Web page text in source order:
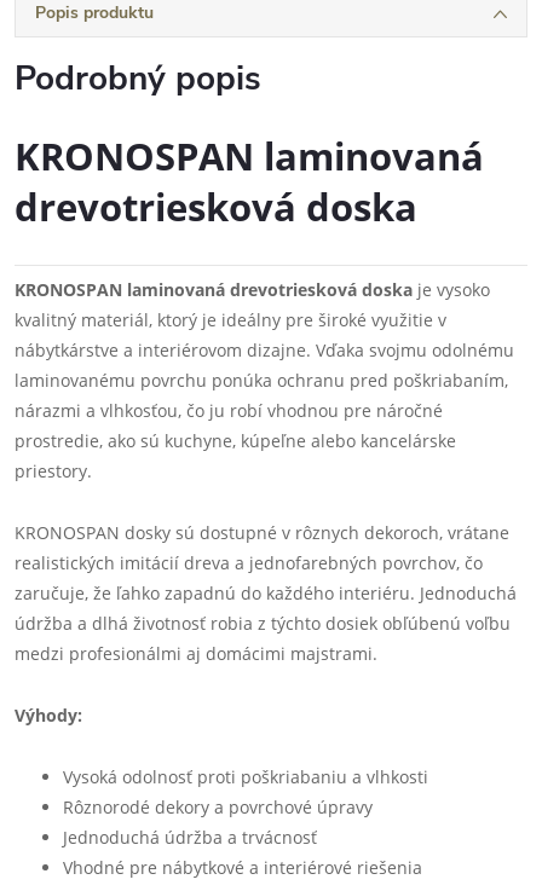
Popis produktu
Podrobný popis
KRONOSPAN laminovaná
drevotriesková doska
KRONOSPAN laminovaná drevotriesková doska je vysoko
kvalitný materiál, ktorý je ideálny pre široké využitie v
nábytkárstve a interiérovom dizajne. Vďaka svojmu odolnému
laminovanému povrchu ponúka ochranu pred poškriabaním,
nárazmi a vlhkosťou, čo ju robí vhodnou pre náročné
prostredie, ako sú kuchyne, kúpeľne alebo kancelárske
priestory.
KRONOSPAN dosky sú dostupné v rôznych dekoroch, vrátane
realistických imitácií dreva a jednofarebných povrchov, čo
zaručuje, že ľahko zapadnú do každého interiéru. Jednoduchá
údržba a dlhá životnosť robia z týchto dosiek obľúbenú voľbu
medzi profesionálmi aj domácimi majstrami.
Výhody:
Vysoká odolnosť proti poškriabaniu a vlhkosti
Rôznorodé dekory a povrchové úpravy
Jednoduchá údržba a trvácnosť
Vhodné pre nábytkové a interiérové riešenia